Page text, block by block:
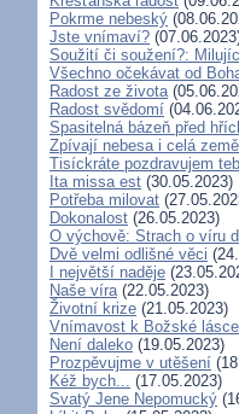
Pokrme nebeský
Jste vnímaví?
Soužití či soužení?:
Všechno očekávat od
Radost ze života
Radost svědomí
Spasitelná bázeň před
Zpívají nebesa i celá země
Tisíckráte pozdravujem
Ita missa est (30.05.2023)
Potřeba milovat
Dokonalost (26.05.2023)
O výchově: Strach o víru
Dvě velmi odlišné věci
I největší naděje
Naše víra(22.05.2023)
Životní krize (21.05.2023)
Vnímavost k Božské
Není daleko (19.05.2023)
Prozpěvujme v utěšení
Kéž bych... (17.05.2023)
Svatý Jene Nepomucký